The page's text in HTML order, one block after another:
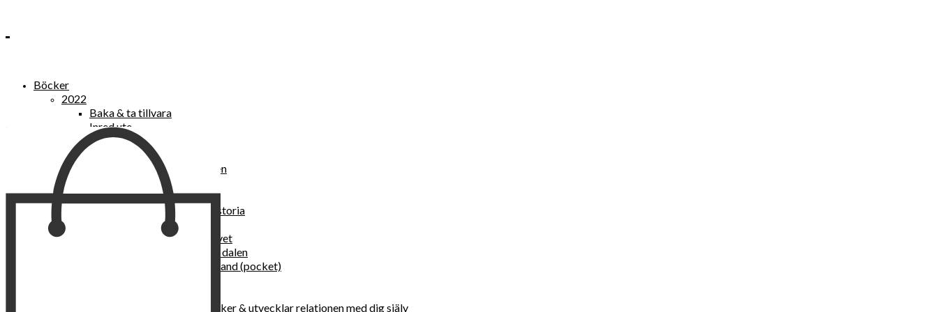
Böcker
2022
Baka & ta tillvara
Inred ute
Power Women
2021
Kvinnan som lekte med elden
“Vi vill nytt, vi begär plats”
Sånger vid avgrunden
Vattenvarelser : en kulturhistoria
Sannas fastebok
Happy skin : ung hud hela livet
Det lilla pensionatet i gröna dalen
I trygghetsnarkomanernas land (pocket)
Self Love – hur du läker, stärker & utvecklar relationen med dig själv